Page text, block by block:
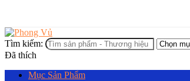
Tìm kiếm:
Đã thích
Mục Sản Phẩm